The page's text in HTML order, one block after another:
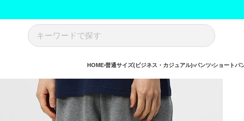
HOME 普通サイズ(ビジネス・カジュアル) パンツ ショートパ